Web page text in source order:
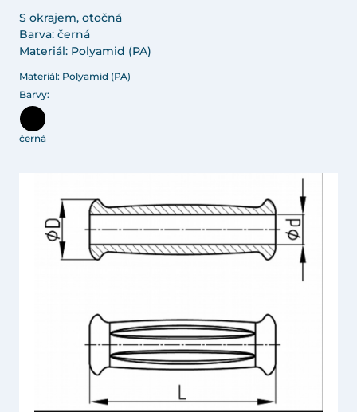
S okrajem, otočná
Barva: černá
Materiál: Polyamid (PA)
Materiál: Polyamid (PA)
Barvy:
černá